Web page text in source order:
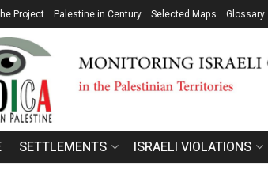
Project Palestine in Century Selected Maps Glossary
SETTLEMENTS ISRAELI VIOLATIONS